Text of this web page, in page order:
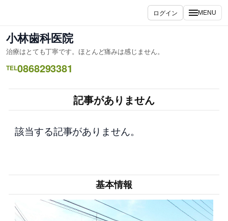
ス
キ
ッ
ログイン MENU
小林歯科医院
治療はとても丁寧です。ほとんど痛みは感じません。
TEL0868293381
記事がありません
該当する記事がありません。
基本情報